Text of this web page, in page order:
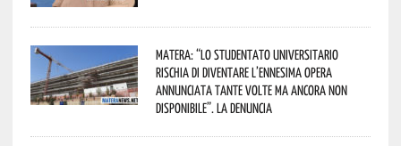
Matera: “Lo studentato universitario
rischia di diventare l’ennesima opera
annunciata tante volte ma ancora non
disponibile”. La denuncia